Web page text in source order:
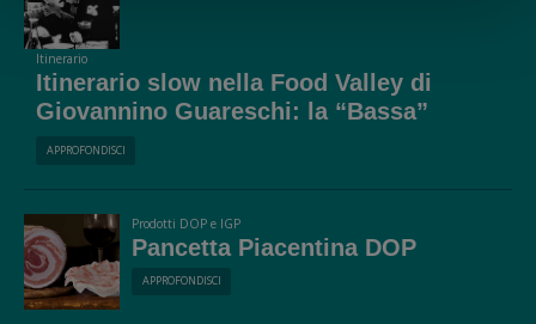
Itinerario
Itinerario slow nella Food Valley di
Giovannino Guareschi: la “Bassa”
Emiliana
APPROFONDISCI
Prodotti DOP e IGP
Pancetta Piacentina DOP
APPROFONDISCI